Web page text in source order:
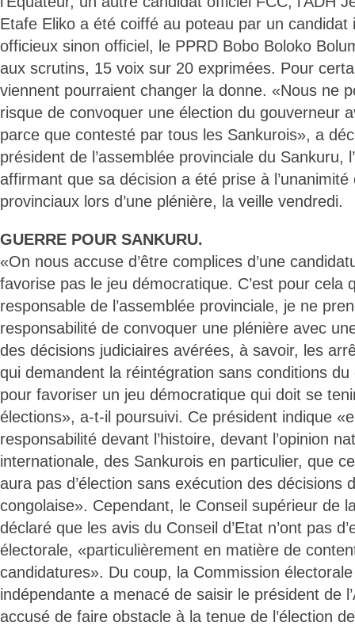
Etafe Eliko a été coiffé au poteau par un candidat
officieux sinon officiel, le PPRD Bobo Boloko
aux scrutins, 15 voix sur 20 exprimées. Pour
viennent pourraient changer la donne. «Nous ne
risque de convoquer une élection du gouverneur
parce que contesté par tous les Sankurois», a
président de l’assemblée provinciale du Sankuru,
affirmant que sa décision a été prise à l’unanimité
provinciaux lors d’une plénière, la veille vendredi.
GUERRE POUR SANKURU.
«On nous accuse d’être complices d’une
favorise pas le jeu démocratique. C’est pour cela
responsable de l’assemblée provinciale, je ne
responsabilité de convoquer une plénière avec
des décisions judiciaires avérées, à savoir, les
qui demandent la réintégration sans conditions
pour favoriser un jeu démocratique qui doit se
élections», a-t-il poursuivi. Ce président indique
responsabilité devant l’histoire, devant l’opinion
internationale, des Sankurois en particulier, que
aura pas d’élection sans exécution des décisions
congolaise». Cependant, le Conseil supérieur de
déclaré que les avis du Conseil d’Etat n’ont pas
électorale, «particulièrement en matière de
candidatures». Du coup, la Commission
indépendante a menacé de saisir le président de
accusé de faire obstacle à la tenue de l’élection